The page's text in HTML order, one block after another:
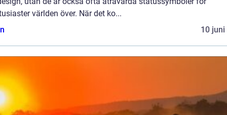
världen över. När det ko...
10 juni